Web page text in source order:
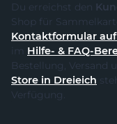
Du erreichst den
Kontaktformular
im Hilfe- & FAQ-
Bestellung, Versand
Store in Dreieich
Verfügung.